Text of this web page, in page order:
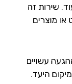
זה
עשויים
היעד.